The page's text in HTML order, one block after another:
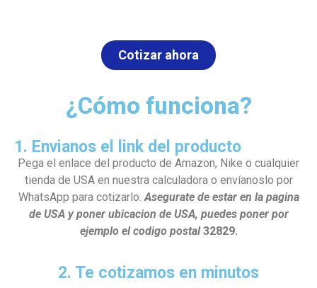
Cotizar ahora
¿Cómo funciona?
1. Envianos el link del producto
Pega el enlace del producto de Amazon, Nike o cualquier
tienda de USA en nuestra calculadora o envíanoslo por
WhatsApp para cotizarlo.Asegurate de estar en la pagina
de USA y poner ubicacion de USA, puedes poner por
ejemplo el codigo postal32829.
2. Te cotizamos en minutos